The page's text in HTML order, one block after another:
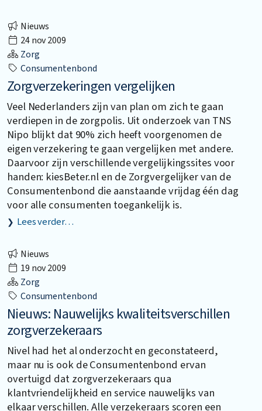
Nieuws
24 nov 2009
Zorg
Consumentenbond
Zorgverzekeringen vergelijken
Veel Nederlanders zijn van plan om zich te gaan
verdiepen in de zorgpolis. Uit onderzoek van TNS
Nipo blijkt dat 90% zich heeft voorgenomen de
eigen verzekering te gaan vergelijken met andere.
Daarvoor zijn verschillende vergelijkingssites voor
handen: kiesBeter.nl en de Zorgvergelijker van de
Consumentenbond die aanstaande vrijdag één dag
voor alle consumenten toegankelijk is.
Lees verder…
Nieuws
19 nov 2009
Zorg
Consumentenbond
Nieuws: Nauwelijks kwaliteitsverschillen
zorgverzekeraars
Nivel had het al onderzocht en geconstateerd,
maar nu is ook de Consumentenbond ervan
overtuigd dat zorgverzekeraars qua
klantvriendelijkheid en service nauwelijks van
elkaar verschillen. Alle verzekeraars scoren een